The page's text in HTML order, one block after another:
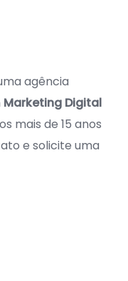
agência
Marketing Digital
mais de 15 anos
e solicite uma